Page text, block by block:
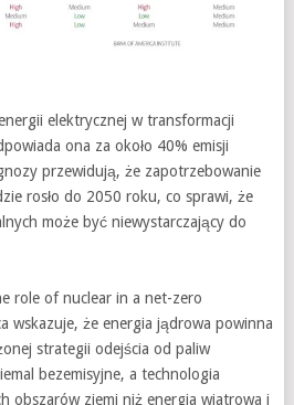
elektrycznej w transformacji
ona za około 40% emisji
przewidują, że zapotrzebowanie
rosło do 2050 roku, co sprawi, że
może być niewystarczający do
role of nuclear in a net-zero
wskazuje, że energia jądrowa powinna
strategii odejścia od paliw
bezemisyjne, a technologia
obszarów ziemi niż energia wiatrowa i